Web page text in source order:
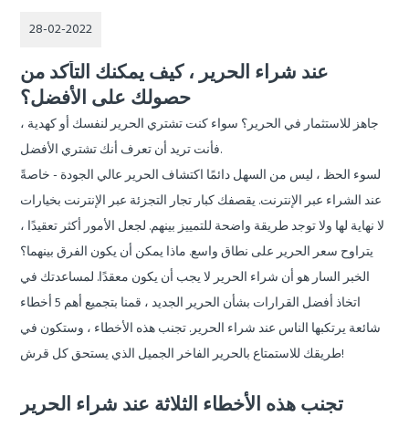
28-02-2022
عند شراء الحرير ، كيف يمكنك التأكد من
حصولك على الأفضل؟
جاهز للاستثمار في الحرير؟ سواء كنت تشتري الحرير لنفسك أو كهدية ،
فأنت تريد أن تعرف أنك تشتري الأفضل.
لسوء الحظ ، ليس من السهل دائمًا اكتشاف الحرير عالي الجودة - خاصةً
عند الشراء عبر الإنترنت. يقصفك كبار تجار التجزئة عبر الإنترنت بخيارات
لا نهاية لها ولا توجد طريقة واضحة للتمييز بينهم. لجعل الأمور أكثر تعقيدًا ،
يتراوح سعر الحرير على نطاق واسع. ماذا يمكن أن يكون الفرق بينهما؟
الخبر السار هو أن شراء الحرير لا يجب أن يكون معقدًا. لمساعدتك في
اتخاذ أفضل القرارات بشأن الحرير الجديد ، قمنا بتجميع أهم 5 أخطاء
شائعة يرتكبها الناس عند شراء الحرير. تجنب هذه الأخطاء ، وستكون في
طريقك للاستمتاع بالحرير الفاخر الجميل الذي يستحق كل قرش!
تجنب هذه الأخطاء الثلاثة عند شراء الحرير